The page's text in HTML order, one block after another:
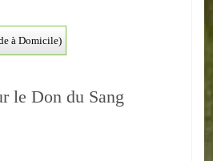
à Domicile)
le Don du Sang